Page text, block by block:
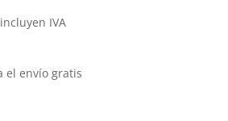
IVA
el envío gratis